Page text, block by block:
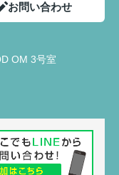
お問い合わせ
OM 3号室